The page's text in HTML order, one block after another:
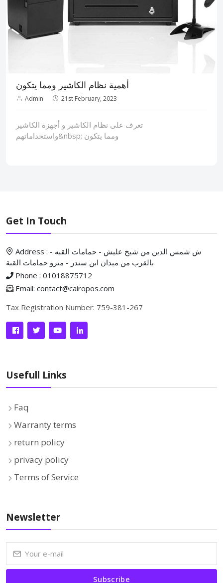
أهمية نظام الكاشير ومما يتكون
Admin 21st February, 2023
تعرف على نظام الكاشير و أجهزة الكاشير
واستخداماتهم&nbsp; ومما يتكون
Get In Touch
Address : ش شمس الدين من شيخ عليش - حمامات القبه -
بالقرب من ميدان ابن سندر - مترو حمامات القبة
Phone : 01018875712
Email: contact@cairopos.com
Tax Registration Number: 759-381-267
Usefull Links
Faq
Warranty terms
return policy
privacy policy
Terms of Service
Newsletter
Subscribe